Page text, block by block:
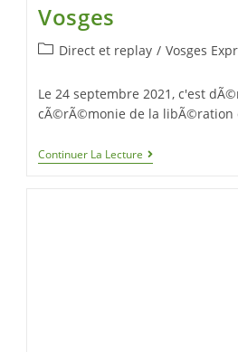
Vosges
Direct et replay / Vosges
Le 24 septembre 2021, c'est
cÃ©rÃ©monie de la libÃ©ration
Continuer La Lecture